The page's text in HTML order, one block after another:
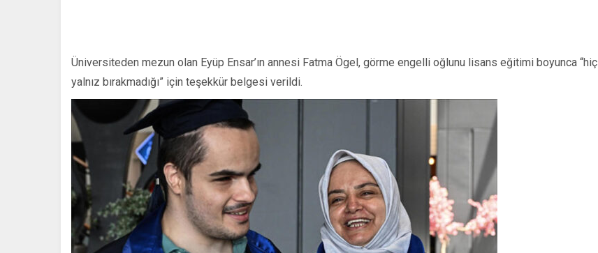
Üniversiteden mezun olan Eyüp Ensar’ın annesi Fatma Ögel, görme engelli oğlunu lisans eğitimi boyunca “hiç
yalnız bırakmadığı” için teşekkür belgesi verildi.